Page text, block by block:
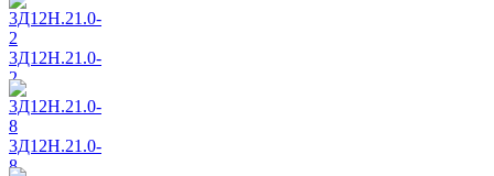
3Д12Н.21.0-
2
3Д12Н.21.0-
8